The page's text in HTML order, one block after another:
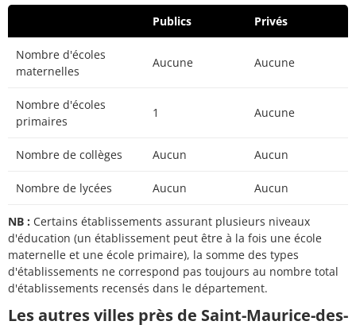
Publics Privés
Nombre d'écoles
maternelles
Aucune Aucune
Nombre d'écoles
primaires
1 Aucune
Nombre de collèges Aucun Aucun
Nombre de lycées Aucun Aucun
NB : Certains établissements assurant plusieurs niveaux
d'éducation (un établissement peut être à la fois une école
maternelle et une école primaire), la somme des types
d'établissements ne correspond pas toujours au nombre total
d'établissements recensés dans le département.
Les autres villes près de Saint-Maurice-des-